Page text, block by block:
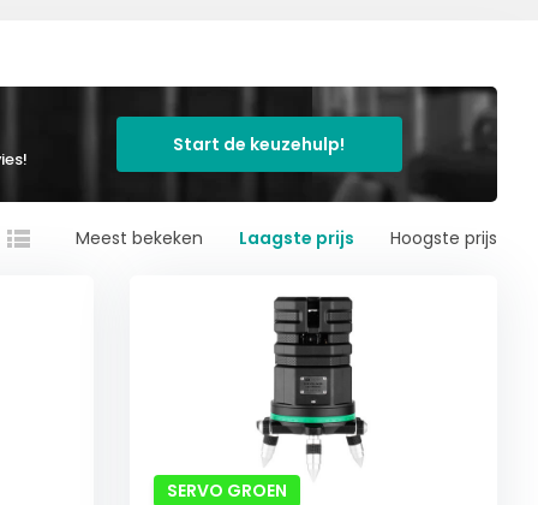
Start de keuzehulp!
Meest bekeken Laagste prijs Hoogste prijs
SERVO GROEN